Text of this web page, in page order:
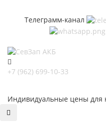
Телеграмм-канал
+7 (962) 699-10-33
Индивидуальные цены для